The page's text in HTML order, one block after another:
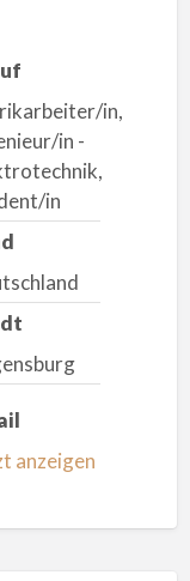
in,
in -
in
anzeigen